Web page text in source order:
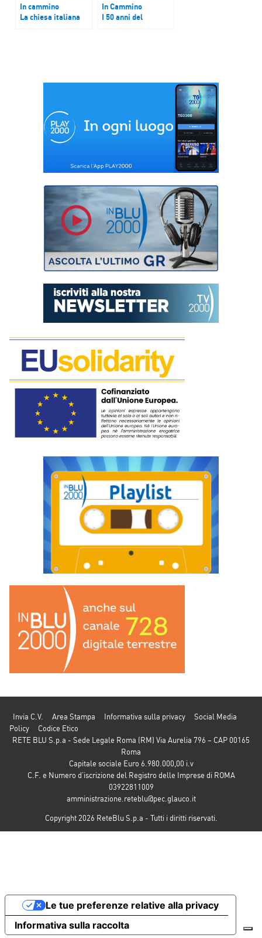
In cammino
La chiesa italiana
In Cammino
I 50 anni del
Invia C.V. Area Stampa Informativa sulla privacy
Social Media
Policy
Codice Etico
RETE BLU S.p.a - Sede Legale Roma (RM) Via Aurelia 796 – CAP 00165
Roma
Capitale sociale Euro 6.980.000,00 i.v
C.F. e Numero d’iscrizione del Registro delle Imprese di ROMA
03922811009
amministrazione.reteblu@pec.glauco.it
Copyright 2026 ReteBlu S.p.a - Tutti i diritti riservati.
Informativa sulla raccolta
Le tue preferenze relative alla privacy